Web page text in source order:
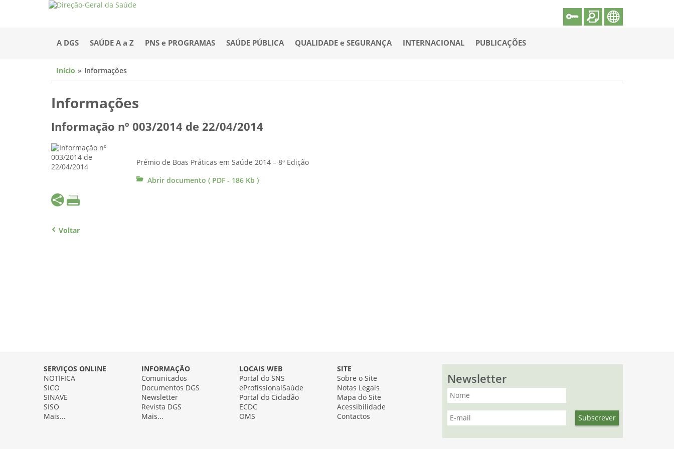
A DGS SAÚDE A a Z PNS e PROGRAMAS SAÚDE PÚBLICA QUALIDADE e SEGURANÇA INTERNACIONAL PUBLICAÇÕES
Início Informações
Informações
Informação nº 003/2014 de 22/04/2014
Prémio de Boas Práticas em Saúde 2014 – 8ª Edição
Abrir documento ( PDF - 186 Kb )
Voltar
SERVIÇOS ONLINE
NOTIFICA
SICO
SINAVE
SISO
Mais...
INFORMAÇÃO
Comunicados
Documentos DGS
Newsletter
Revista DGS
Mais...
LOCAIS WEB
Portal do SNS
eProfissionalSaúde
Portal do Cidadão
ECDC
OMS
SITE
Sobre o Site
Notas Legais
Mapa do Site
Acessibilidade
Contactos
Newsletter